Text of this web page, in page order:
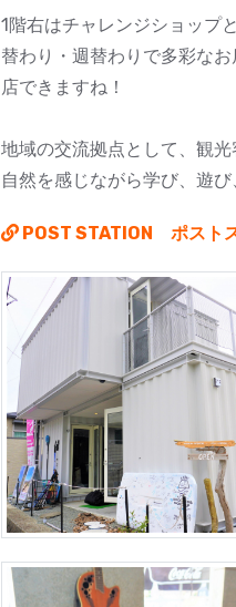
1階右はチャレンジショップ
替わり・週替わりで多彩な
店できますね！
地域の交流拠点として、観光
自然を感じながら学び、遊
POST STATION ポスト